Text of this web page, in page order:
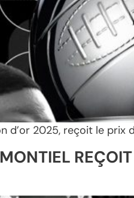
d’or 2025, reçoit le prix